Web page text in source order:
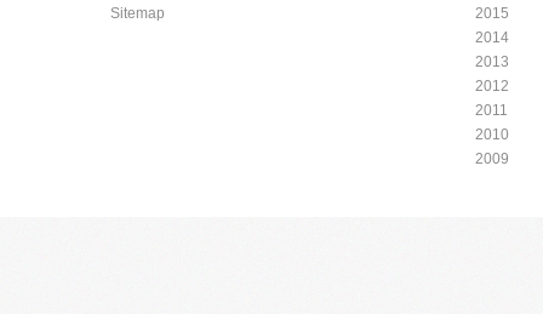
Sitemap
2015
2014
2013
2012
2011
2010
2009